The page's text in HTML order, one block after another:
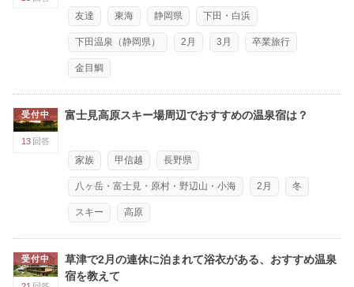
友達
東海 静岡県 下田・白浜
下田温泉（静岡県） 2月 3月 卒業旅行
金目鯛
受付中
13 回答
富士見高原スキー場周辺でおすすめの温泉宿は？
家族 甲信越 長野県
八ヶ岳・富士見・原村・野辺山・小海 2月 冬
スキー 高原
受付中
草津で2月の連休に泊まれて浴衣がある、おすすめ温泉
宿を教えて